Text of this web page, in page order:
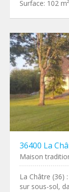
Surface: 102 m²
36400 La
Maison
La Châtre (36)
sur sous-sol,